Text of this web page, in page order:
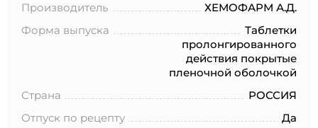
Производитель
ХЕМОФАРМ А.Д.
Форма выпуска
Таблетки
пролонгированного
действия покрытые
пленочной оболочкой
Страна
РОССИЯ
Отпуск по рецепту
Да
соответствии с Федеральным законом от 27.07.2006 года
целей, определенных в Согласии на обработку
персональных данных *